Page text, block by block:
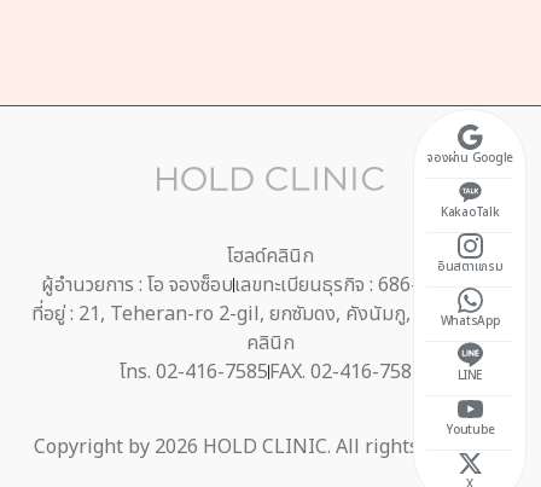
จองผ่าน Google
KakaoTalk
อินสตาแกรม
WhatsApp
LINE
Youtube
โฮลด์คลินิก
ผู้อำนวยการ : โอ จองซ็อบเลขทะเบียนธุรกิจ : 686-40-01395
ที่อยู่ : 21, Teheran-ro 2-gil, ยกซัมดง, คังนัมกู, โซล 2F โฮลด์
คลินิก
โทร. 02-416-7585FAX. 02-416-7584
Copyright by 2026 HOLD CLINIC. All rights reserved.